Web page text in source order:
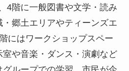
4階に一般図書や文学・読み
郷土エリアやティーンズエ
にはワークショップスペー
や音楽・ダンス・演劇など